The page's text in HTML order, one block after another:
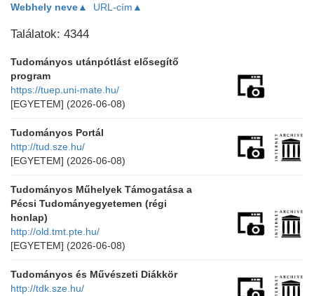
Webhely neve▲ URL-cím▲
Találatok: 4344
Tudományos utánpótlást elősegítő
program
https://tuep.uni-mate.hu/
[EGYETEM] (2026-06-08)
Tudományos Portál
http://tud.sze.hu/
[EGYETEM] (2026-06-08)
Tudományos Műhelyek Támogatása a
Pécsi Tudományegyetemen (régi
honlap)
http://old.tmt.pte.hu/
[EGYETEM] (2026-06-08)
Tudományos és Művészeti Diákkör
http://tdk.sze.hu/